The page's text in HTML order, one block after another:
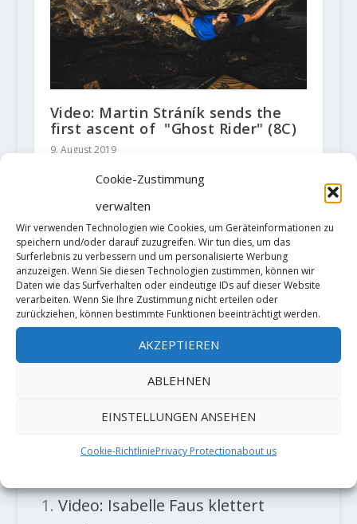
Cookie-Zustimmung
verwalten
Wir verwenden Technologien wie Cookies, um Geräteinformationen zu
speichern und/oder darauf zuzugreifen. Wir tun dies, um das
Surferlebnis zu verbessern und um personalisierte Werbung
anzuzeigen. Wenn Sie diesen Technologien zustimmen, können wir
Daten wie das Surfverhalten oder eindeutige IDs auf dieser Website
verarbeiten. Wenn Sie Ihre Zustimmung nicht erteilen oder
zurückziehen, können bestimmte Funktionen beeinträchtigt werden.
AKZEPTIEREN
ABLEHNEN
EINSTELLUNGEN ANSEHEN
Cookie-RichtliniePrivacy Protectionabout us
Video: Martin Stráník sends the
first ascent of "Ghost Rider" (8C)
9. August 2019
Zach Zalla sends „Grand Illusion“
8C+
TRACKBACKS/PINGBACKS
Video: Isabelle Faus klettert